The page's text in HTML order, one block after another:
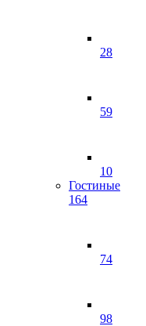
28
59
10
Гостиные
164
74
98